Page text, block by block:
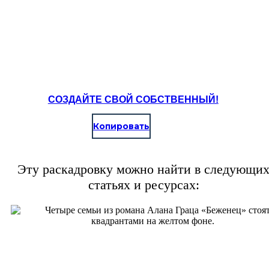
СОЗДАЙТЕ СВОЙ СОБСТВЕННЫЙ!
Копировать
Эту раскадровку можно найти в следующих
статьях и ресурсах: